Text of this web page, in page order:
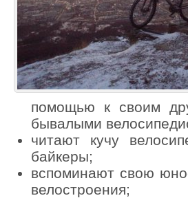
помощью к своим
бывалыми
читают кучу
байкеры;
вспоминают свою
велостроения;